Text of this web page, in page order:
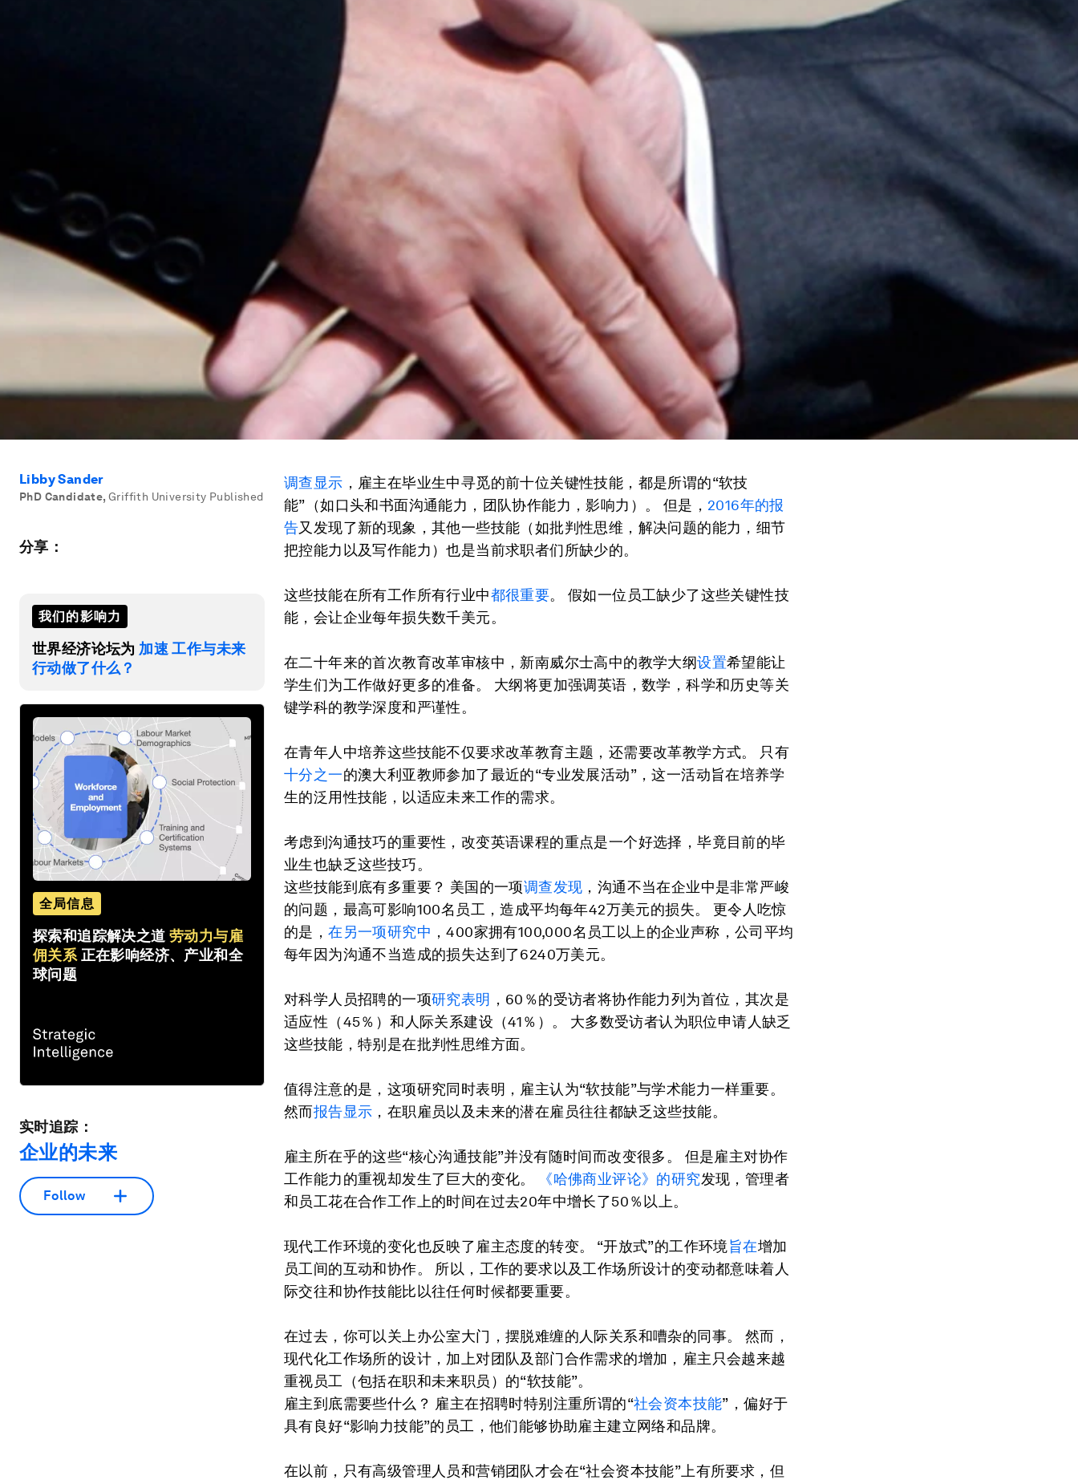
Libby Sander
PhD Candidate, Griffith University Published
分享：
我们的影响力
世界经济论坛为 加速 工作与未来
行动做了什么？
全局信息
探索和追踪解决之道 劳动力与雇
佣关系 正在影响经济、产业和全
球问题
实时追踪：
企业的未来
Follow
调查显示 ，雇主在毕业生中寻觅的前十位关键性技能，都是所谓的“软技
能”（如口头和书面沟通能力，团队协作能力，影响力）。 但是， 2016年的报
告又发现了新的现象，其他一些技能（如批判性思维，解决问题的能力，细节
把控能力以及写作能力）也是当前求职者们所缺少的。
这些技能在所有工作所有行业中都很重要。 假如一位员工缺少了这些关键性技
能，会让企业每年损失数千美元。
在二十年来的首次教育改革审核中，新南威尔士高中的教学大纲设置希望能让
学生们为工作做好更多的准备。 大纲将更加强调英语，数学，科学和历史等关
键学科的教学深度和严谨性。
在青年人中培养这些技能不仅要求改革教育主题，还需要改革教学方式。 只有
十分之一的澳大利亚教师参加了最近的“专业发展活动”，这一活动旨在培养学
生的泛用性技能，以适应未来工作的需求。
考虑到沟通技巧的重要性，改变英语课程的重点是一个好选择，毕竟目前的毕
业生也缺乏这些技巧。
这些技能到底有多重要？ 美国的一项调查发现 ，沟通不当在企业中是非常严峻
的问题，最高可影响100名员工，造成平均每年42万美元的损失。 更令人吃惊
的是，在另一项研究中 ，400家拥有100,000名员工以上的企业声称，公司平均
每年因为沟通不当造成的损失达到了6240万美元。
对科学人员招聘的一项研究表明 ，60％的受访者将协作能力列为首位，其次是
适应性（45％）和人际关系建设（41％）。 大多数受访者认为职位申请人缺乏
这些技能，特别是在批判性思维方面。
值得注意的是，这项研究同时表明，雇主认为“软技能”与学术能力一样重要。
然而报告显示 ，在职雇员以及未来的潜在雇员往往都缺乏这些技能。
雇主所在乎的这些“核心沟通技能”并没有随时间而改变很多。 但是雇主对协作
工作能力的重视却发生了巨大的变化。
《哈佛商业评论》的研究发现，管理者
和员工花在合作工作上的时间在过去20年中增长了50％以上。
现代工作环境的变化也反映了雇主态度的转变。 “开放式”的工作环境旨在增加
员工间的互动和协作。 所以，工作的要求以及工作场所设计的变动都意味着人
际交往和协作技能比以往任何时候都要重要。
在过去，你可以关上办公室大门，摆脱难缠的人际关系和嘈杂的同事。 然而，
现代化工作场所的设计，加上对团队及部门合作需求的增加，雇主只会越来越
重视员工（包括在职和未来职员）的“软技能”。
雇主到底需要些什么？ 雇主在招聘时特别注重所谓的“社会资本技能”，偏好于
具有良好“影响力技能”的员工，他们能够协助雇主建立网络和品牌。
在以前，只有高级管理人员和营销团队才会在“社会资本技能”上有所要求，但